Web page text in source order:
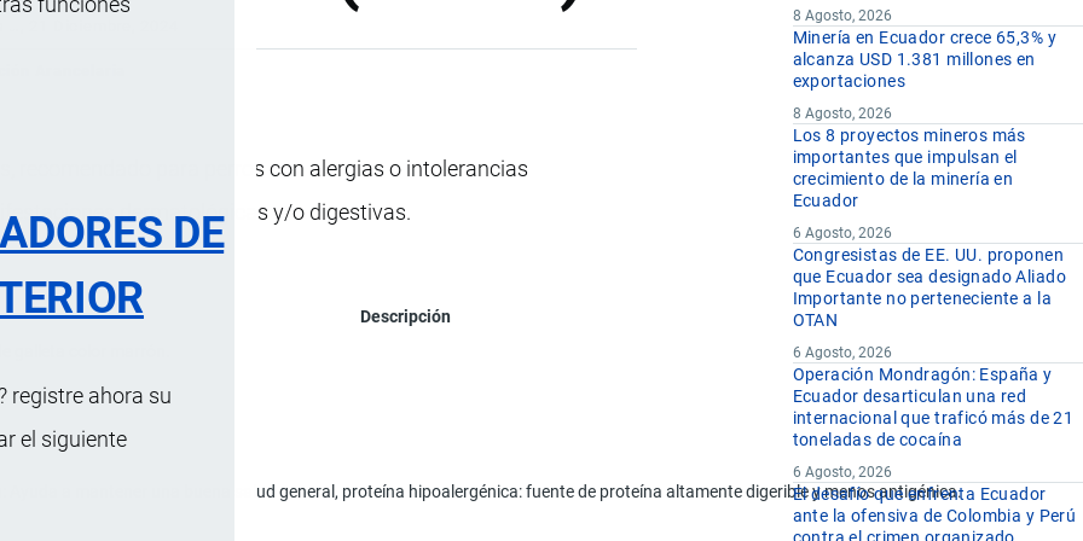
DE
registre ahora su
el siguiente
recomendado para perros con alergias o intolerancias
dermatológicas y/o digestivas.
Descripción
Ayuda a mantener una buena salud general, proteína hipoalergénica: fuente de proteína altamente digerible y menos antigénica.
8 Agosto, 2026
Minería en Ecuador crece 65,3% y
alcanza USD 1.381 millones en
exportaciones
8 Agosto, 2026
Los 8 proyectos mineros más
importantes que impulsan el
crecimiento de la minería en
Ecuador
6 Agosto, 2026
Congresistas de EE. UU. proponen
que Ecuador sea designado Aliado
Importante no perteneciente a la
OTAN
6 Agosto, 2026
Operación Mondragón: España y
Ecuador desarticulan una red
internacional que traficó más de 21
toneladas de cocaína
6 Agosto, 2026
El desafío que enfrenta Ecuador
ante la ofensiva de Colombia y Perú